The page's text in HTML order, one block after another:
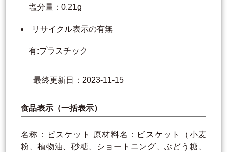
塩分量：0.21g
リサイクル表示の有無
有:プラスチック
最終更新日：2023-11-15
食品表示（一括表示）
名称：ビスケット 原材料名：ビスケット（小麦
粉、植物油、砂糖、ショートニング、ぶどう糖、